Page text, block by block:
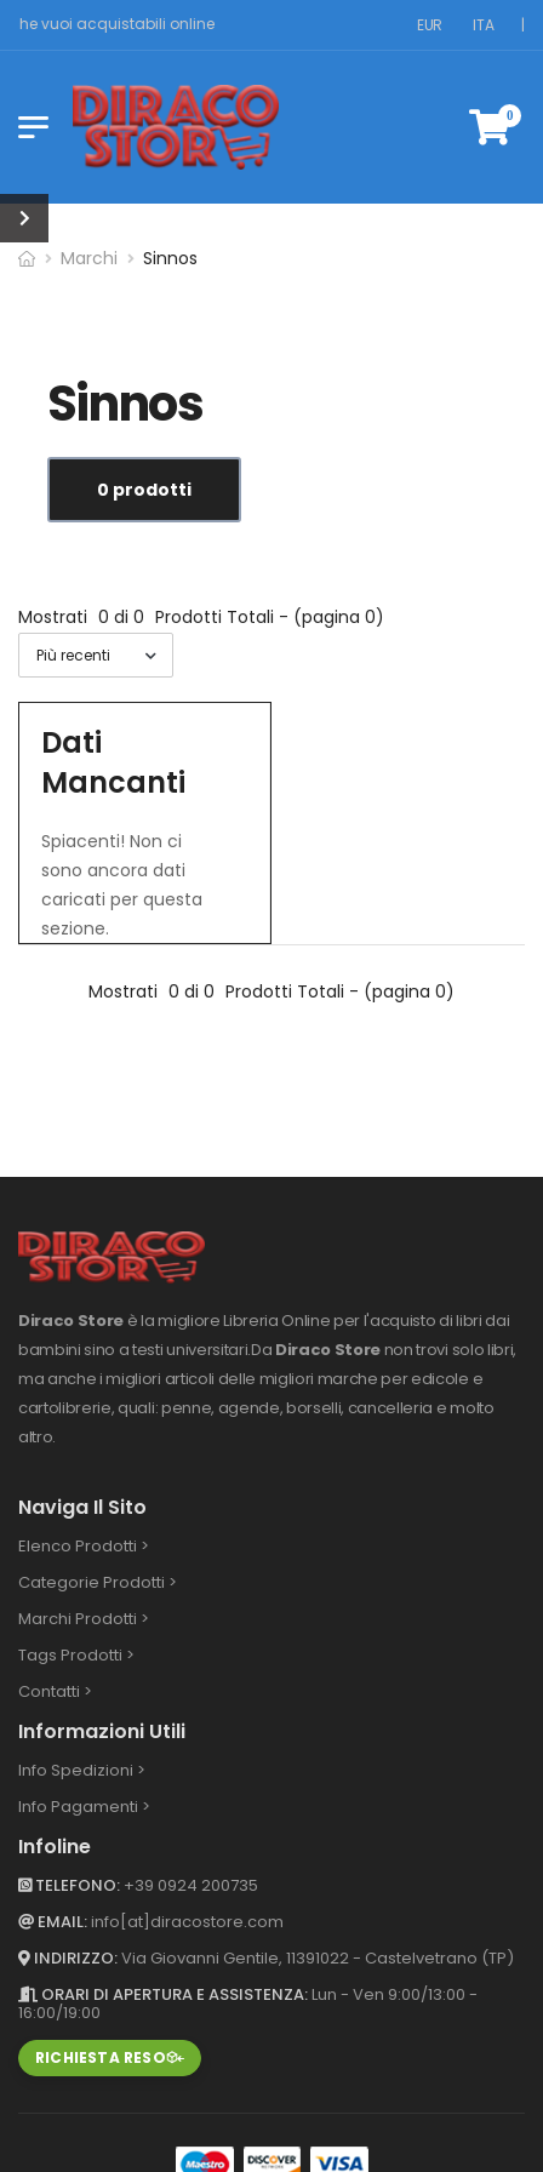
vuoi acquistabili online EUR ITA |
0
Marchi Sinnos
Sinnos
0 prodotti
Mostrati 0 di 0 Prodotti Totali - (pagina 0)
Dati
Mancanti
Spiacenti! Non ci
sono ancora dati
caricati per questa
sezione.
Mostrati 0 di 0 Prodotti Totali - (pagina 0)
Diraco Store è la migliore Libreria Online per l'acquisto di libri dai
bambini sino a testi universitari.Da Diraco Store non trovi solo libri,
ma anche i migliori articoli delle migliori marche per edicole e
cartolibrerie, quali: penne, agende, borselli, cancelleria e molto
altro.
Naviga Il Sito
Elenco Prodotti >
Categorie Prodotti >
Marchi Prodotti >
Tags Prodotti >
Contatti >
Informazioni Utili
Info Spedizioni >
Info Pagamenti >
Infoline
TELEFONO: +39 0924 200735
EMAIL: info[at]diracostore.com
INDIRIZZO:Via Giovanni Gentile, 11391022 - Castelvetrano (TP)
ORARI DI APERTURA E ASSISTENZA: Lun - Ven 9:00/13:00 -
16:00/19:00
RICHIESTA RESO